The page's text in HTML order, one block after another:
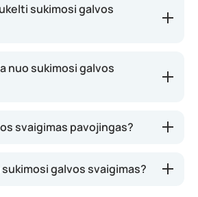
sukimosi galvos
nuo sukimosi galvos
svaigimas pavojingas?
galvos svaigimas?